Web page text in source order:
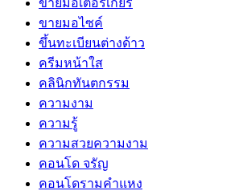
ขายมอไซค์
ขึ้นทะเบียนต่างด้าว
ครีมหน้าใส
คลินิกทันตกรรม
ความงาม
ความรู้
ความสวยความงาม
คอนโด จรัญ
คอนโดรามคำแหง